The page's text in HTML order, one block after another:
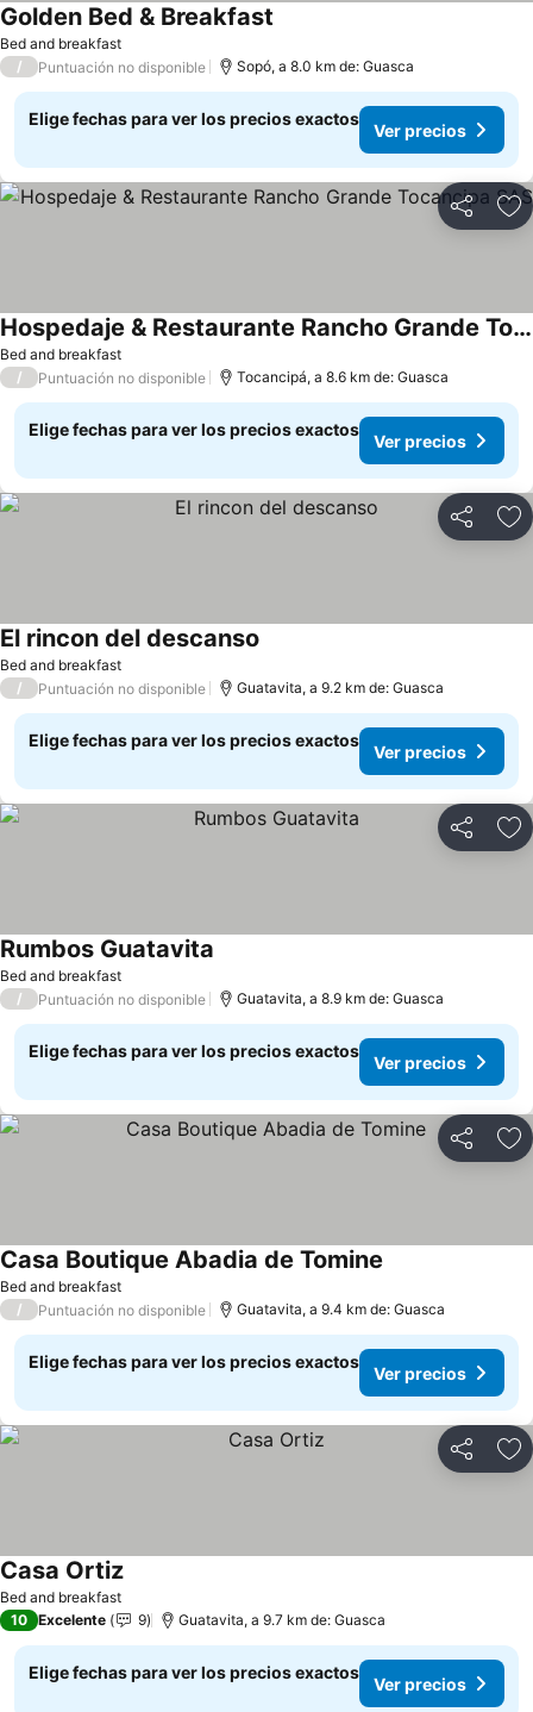
Bed and breakfast
Golden Bed & Breakfast
/ Puntuación no disponible Sopó, a 8.0 km de: Guasca
Elige fechas para ver los precios exactos
Ver precios
Compartir
Bed and breakfast
Hospedaje & Restaurante Rancho Grande Tocancipa SAS
Ver precios
/ Puntuación no disponible Tocancipá, a 8.6 km de: Guasca
Elige fechas para ver los precios exactos
Ver precios
Compartir
Bed and breakfast
El rincon del descanso
/ Puntuación no disponible Guatavita, a 9.2 km de: Guasca
Elige fechas para ver los precios exactos
Ver precios
Compartir
Bed and breakfast
Rumbos Guatavita
/ Puntuación no disponible Guatavita, a 8.9 km de: Guasca
Elige fechas para ver los precios exactos
Ver precios
Compartir
Bed and breakfast
Casa Boutique Abadia de Tomine
/ Puntuación no disponible Guatavita, a 9.4 km de: Guasca
Elige fechas para ver los precios exactos
Ver precios
Compartir
Bed and breakfast
Casa OrtizVer precios
10 Excelente 9 Guatavita, a 9.7 km de: Guasca
Elige fechas para ver los precios exactos
Ver precios